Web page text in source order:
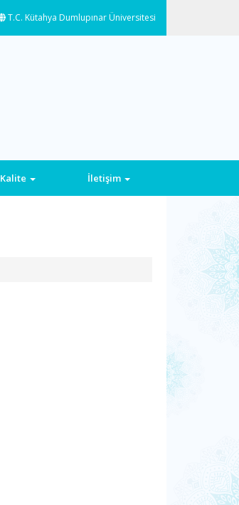
T.C. Kütahya Dumlupınar Üniversitesi
Kalite İletişim